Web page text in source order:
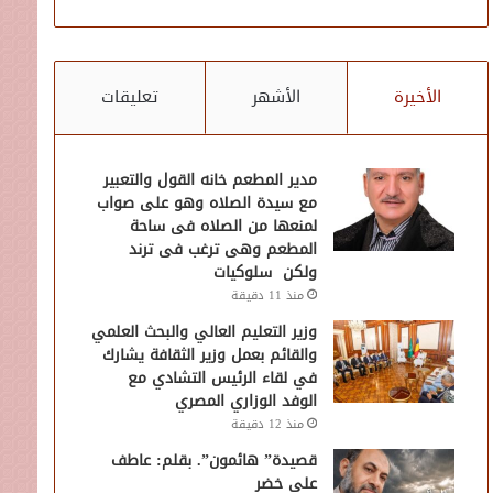
الأخيرة الأشهر تعليقات
مدير المطعم خانه القول والتعبير
مع سيدة الصلاه وهو على صواب
لمنعها من الصلاه فى ساحة
المطعم وهى ترغب فى ترند
ولكن سلوكيات
منذ 11 دقيقة
وزير التعليم العالي والبحث العلمي
والقائم بعمل وزير الثقافة يشارك
في لقاء الرئيس التشادي مع
الوفد الوزاري المصري
منذ 12 دقيقة
قصيدة” هائمون”. بقلم: عاطف
علي خضر